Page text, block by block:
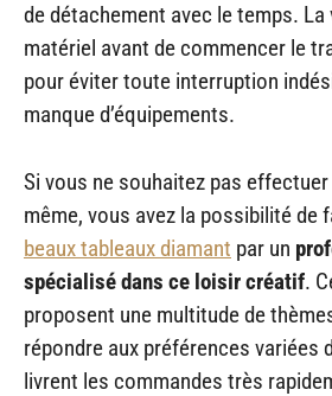
de détachement avec le temps.
matériel avant de commencer le
pour éviter toute interruption
manque d’équipements.
Si vous ne souhaitez pas
même, vous avez la possibilité de
beaux tableaux diamant par un
spécialisé dans ce loisir créatif.
proposent une multitude de
répondre aux préférences variées
livrent les commandes très